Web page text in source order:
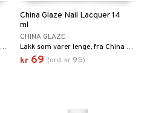
Lakk som varer lenge, fra China Glaze
China Glaze Nail Lacquer 14
ml
CHINA GLAZE
Lakk som varer lenge, fra China Glaze
kr 69 (ord. kr 95)